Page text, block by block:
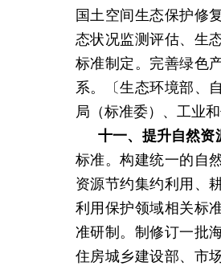
国土空间生态保护修
态状况监测评估、生
标准制定。完善绿色
系。〔生态环境部、
局（标准委）、工业
十一、提升自然资
标准。构建统一的自
资源节约集约利用、
利用保护领域相关标
准研制。制修订一批
住房城乡建设部、市